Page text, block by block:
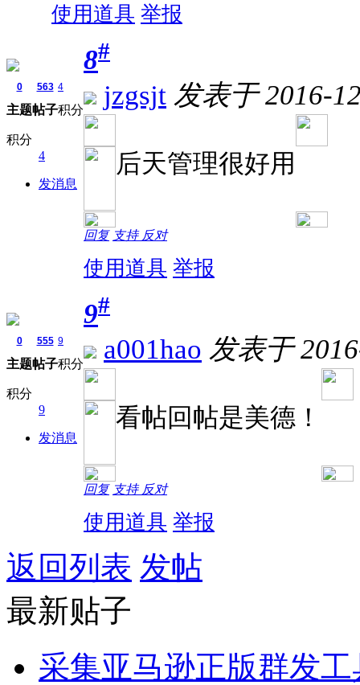
使用道具 举报
0
主题
563
帖子
4
积分
积分
4
发消息
8#
jzgsjt 发表于 2016-
后天管理很好用
回复 支持 反对
使用道具 举报
0
主题
555
帖子
9
积分
积分
9
发消息
9#
a001hao 发表于
看帖回帖是美德！
回复 支持 反对
使用道具 举报
返回列表 发帖
最新贴子
采集亚马逊正版群发